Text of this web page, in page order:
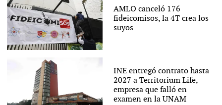
AMLO canceló 176
fideicomisos, la 4T crea los
suyos
INE entregó contrato hasta
2027 a Territorium Life,
empresa que falló en
examen en la UNAM